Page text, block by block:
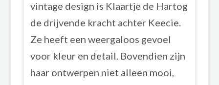
vintage design is Klaartje de Hartog
de drijvende kracht achter Keecie.
Ze heeft een weergaloos gevoel
voor kleur en detail. Bovendien zijn
haar ontwerpen niet alleen mooi,